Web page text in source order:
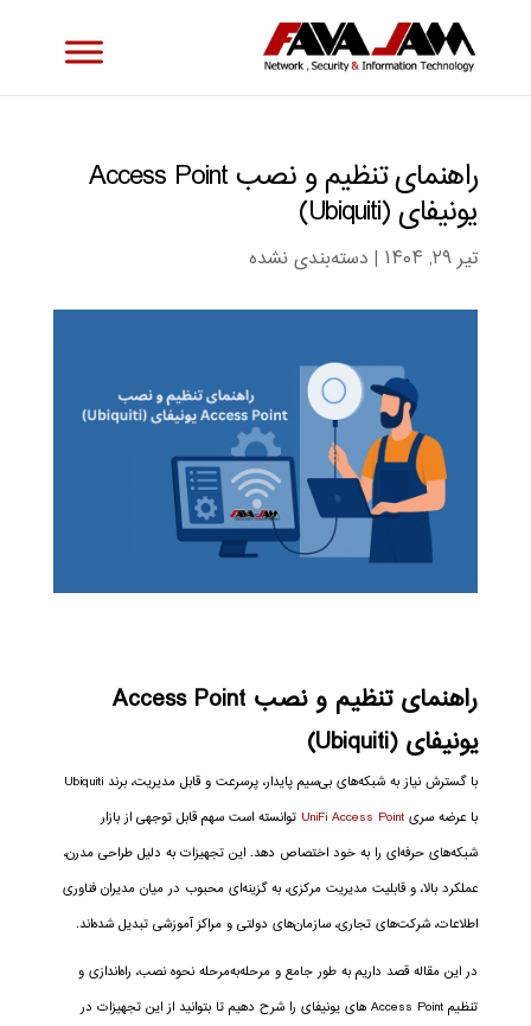
راهنمای تنظیم و نصب Access Point
یونیفای (Ubiquiti)
تیر ۲۹, ۱۴۰۴ | دسته‌بندی نشده
راهنمای تنظیم و نصب Access Point
یونیفای (Ubiquiti)
با گسترش نیاز به شبکه‌های بی‌سیم پایدار، پرسرعت و قابل مدیریت، برند Ubiquiti
با عرضه سری UniFi Access Point توانسته است سهم قابل توجهی از بازار
شبکه‌های حرفه‌ای را به خود اختصاص دهد. این تجهیزات به دلیل طراحی مدرن،
عملکرد بالا، و قابلیت مدیریت مرکزی، به گزینه‌ای محبوب در میان مدیران فناوری
اطلاعات، شرکت‌های تجاری، سازمان‌های دولتی و مراکز آموزشی تبدیل شده‌اند.
در این مقاله قصد داریم به طور جامع و مرحله‌به‌مرحله نحوه نصب، راه‌اندازی و
تنظیم Access Point های یونیفای را شرح دهیم تا بتوانید از این تجهیزات در